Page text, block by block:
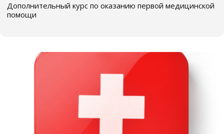
Дополнительный курс по оказанию первой медицинской
помощи